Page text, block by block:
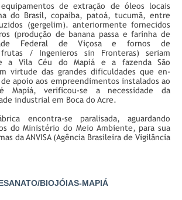
de extração de óleos locais
do Brasil, copaíba, patoá, tucumã, entre
(gergelim). anteriormente fornecidos
(produção de banana passa e farinha de
Federal de Viçosa e fornos de
/ Ingenieros sin Fronteras) seriam
a Vila Céu do Mapiá e a fazenda São
virtude das grandes dificuldades que en-
apoio aos empreendimentos instalados ao
Mapiá, verificou-se a necessidade da
industrial em Boca do Acre.
encontra-se paralisada, aguardando
do Ministério do Meio Ambiente, para sua
da ANVISA (Agência Brasileira de Vigilância
BIOJÓIAS-MAPIÁ